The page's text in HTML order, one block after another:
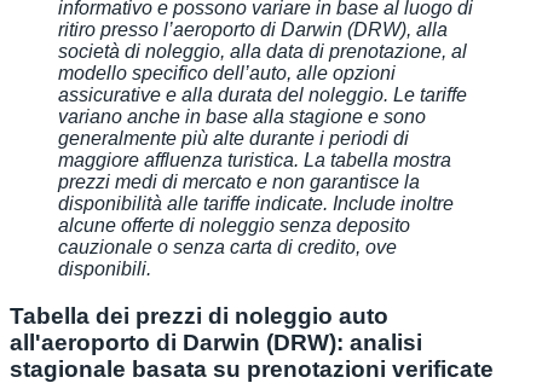
informativo e possono variare in base al luogo di
ritiro presso l’aeroporto di Darwin (DRW), alla
società di noleggio, alla data di prenotazione, al
modello specifico dell’auto, alle opzioni
assicurative e alla durata del noleggio. Le tariffe
variano anche in base alla stagione e sono
generalmente più alte durante i periodi di
maggiore affluenza turistica. La tabella mostra
prezzi medi di mercato e non garantisce la
disponibilità alle tariffe indicate. Include inoltre
alcune offerte di noleggio senza deposito
cauzionale o senza carta di credito, ove
disponibili.
Tabella dei prezzi di noleggio auto
all'aeroporto di Darwin (DRW): analisi
stagionale basata su prenotazioni verificate